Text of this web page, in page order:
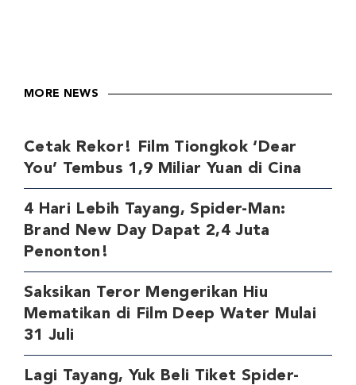
MORE NEWS
Cetak Rekor! Film Tiongkok ‘Dear
You’ Tembus 1,9 Miliar Yuan di Cina
4 Hari Lebih Tayang, Spider-Man:
Brand New Day Dapat 2,4 Juta
Penonton!
Saksikan Teror Mengerikan Hiu
Mematikan di Film Deep Water Mulai
31 Juli
Lagi Tayang, Yuk Beli Tiket Spider-